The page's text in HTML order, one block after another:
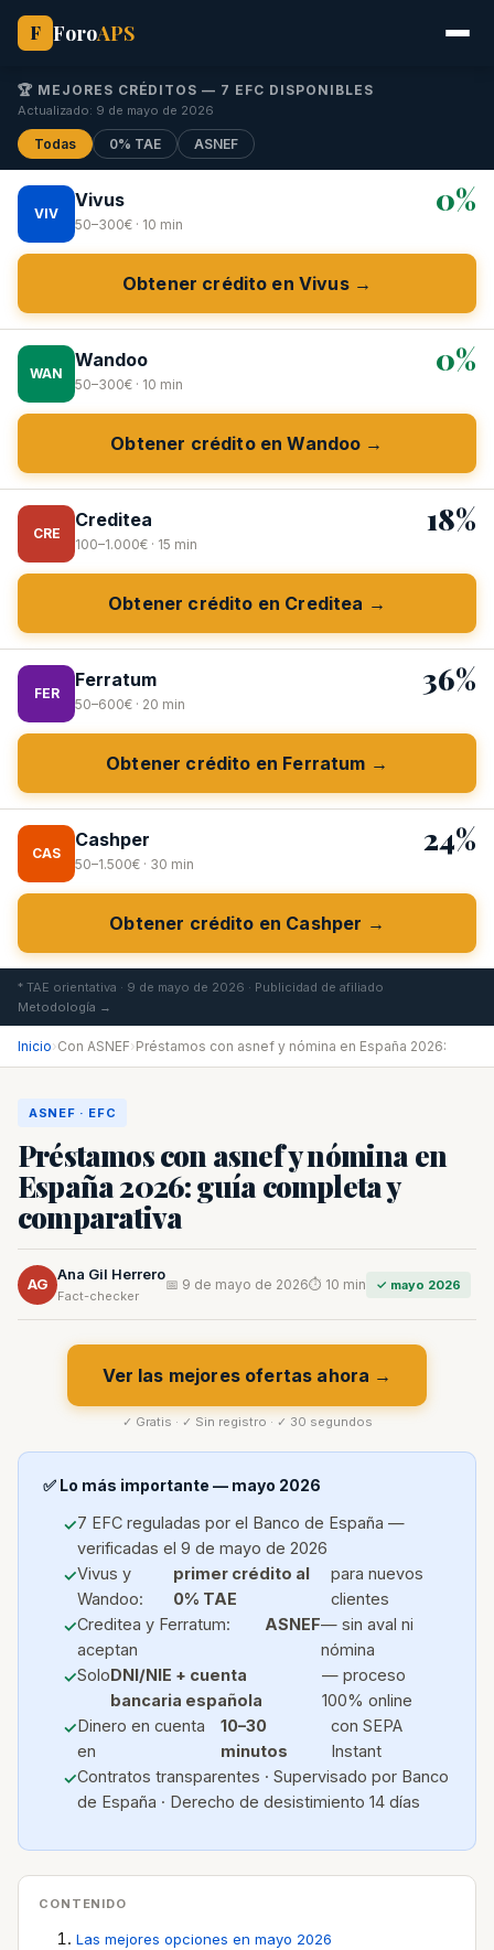
F ForoAPS
🏆 MEJORES CRÉDITOS — 7 EFC DISPONIBLES
Actualizado: 9 de mayo de 2026
Todas 0% TAE ASNEF
VIV
Vivus
50–300€ · 10 min
0%
Obtener crédito en Vivus →
WAN
Wandoo
50–300€ · 10 min
0%
Obtener crédito en Wandoo →
CRE
Creditea
100–1.000€ · 15 min
18%
Obtener crédito en Creditea →
FER
Ferratum
50–600€ · 20 min
36%
Obtener crédito en Ferratum →
CAS
Cashper
50–1.500€ · 30 min
24%
Obtener crédito en Cashper →
* TAE orientativa · 9 de mayo de 2026 · Publicidad de afiliado
Metodología →
Inicio›Con ASNEF›Préstamos con asnef y nómina en España 2026:
ASNEF · EFC
Préstamos con asnef y nómina en
España 2026: guía completa y
comparativa
AG
Ana Gil Herrero
Fact-checker
📅 9 de mayo de 2026⏱ 10 min ✓ mayo 2026
Ver las mejores ofertas ahora →
✓ Gratis · ✓ Sin registro · ✓ 30 segundos
✅ Lo más importante — mayo 2026
7 EFC reguladas por el Banco de España —
verificadas el 9 de mayo de 2026
Vivus y
Wandoo:
primer crédito al
0% TAE
para nuevos
clientes
Creditea y Ferratum:
aceptan
ASNEF— sin aval ni
nómina
SoloDNI/NIE + cuenta
bancaria española
— proceso
100% online
Dinero en cuenta
en
10–30
minutos
con SEPA
Instant
Contratos transparentes · Supervisado por Banco
de España · Derecho de desistimiento 14 días
CONTENIDO
Las mejores opciones en mayo 2026